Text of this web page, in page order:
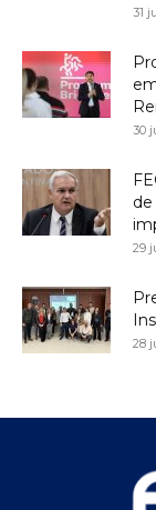
31
30
29
28